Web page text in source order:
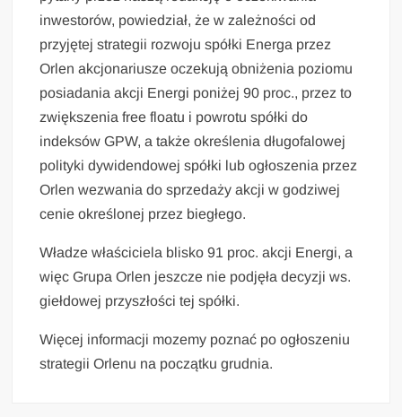
inwestorów, powiedział, że w zależności od
przyjętej strategii rozwoju spółki Energa przez
Orlen akcjonariusze oczekują obniżenia poziomu
posiadania akcji Energi poniżej 90 proc., przez to
zwiększenia free floatu i powrotu spółki do
indeksów GPW, a także określenia długofalowej
polityki dywidendowej spółki lub ogłoszenia przez
Orlen wezwania do sprzedaży akcji w godziwej
cenie określonej przez biegłego.
Władze właściciela blisko 91 proc. akcji Energi, a
więc Grupa Orlen jeszcze nie podjęła decyzji ws.
giełdowej przyszłości tej spółki.
Więcej informacji mozemy poznać po ogłoszeniu
strategii Orlenu na początku grudnia.